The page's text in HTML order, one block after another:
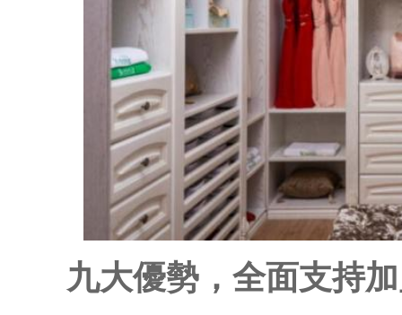
九大優勢，全面支持加